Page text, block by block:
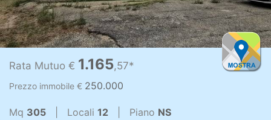
Rata Mutuo € 1.165,57*
Prezzo immobile € 250.000
Mq 305 | Locali 12 | Piano NS